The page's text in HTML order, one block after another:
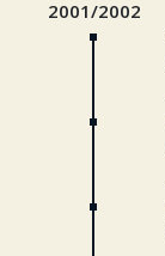
2001/2002